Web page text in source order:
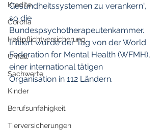
Kredite
Corona
Haftpflichtversicherung
Unfall
Sachwerte
Kinder
Berufsunfähigkeit
Tierversicherungen
Gesundheitssystemen zu verankern“,
so die
Bundespsychotherapeutenkammer.
Initiiert wurde der Tag von der World
Federation for Mental Health (WFMH),
einer international tätigen
Organisation in 112 Ländern.